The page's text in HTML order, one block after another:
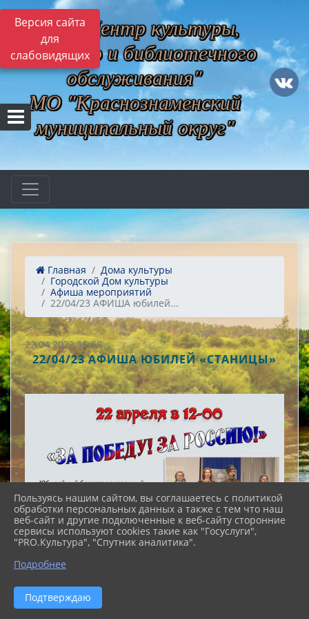
Версия сайта
для
слабовидящих
МБУ "Центр культуры,
музейного и библиотечного
обслуживания"
МО "Краснознаменский
муниципальный округ"
Главная
Дома культуры
Городской Дом культуры
Афиша мероприятий
22/04/23 АФИША юбилей...
22.04.2023 15:58
22/04/23 АФИША ЮБИЛЕЙ «СТАНИЦЫ»
Пользуясь нашим сайтом, вы соглашаетесь с политикой
обработки персональных данных а также с тем что наш
веб-сайт и другие подключенные к веб-сайту сторонние
сервисы используют cookies такие как "Госуслуги",
"PRO.Культура", "Спутник аналитика".
Подробнее
Подтверждаю